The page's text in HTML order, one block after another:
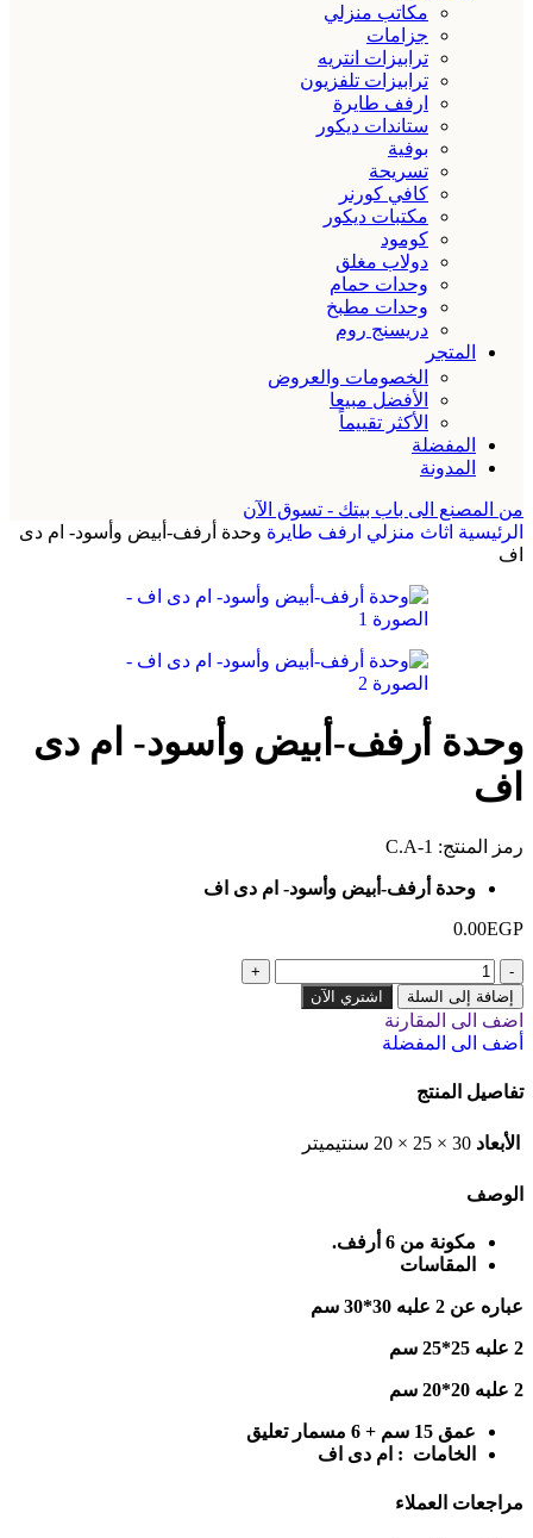
مكاتب منزلي
جزامات
ترابيزات انتريه
ترابيزات تلفزيون
ارفف طايرة
ستاندات ديكور
بوفية
تسريحة
كافي كورنر
مكتبات ديكور
كومود
دولاب مغلق
وحدات حمام
وحدات مطبخ
دريسنج روم
المتجر
الخصومات والعروض
الأفضل مبيعا
الأكثر تقييماً
المفضلة
المدونة
من المصنع الى باب بيتك - تسوق الآن
الرئيسية اثاث منزلي ارفف طايرة وحدة أرفف-أبيض وأسود- ام دى
اف
وحدة أرفف-أبيض وأسود- ام دى
اف
رمز المنتج: C.A-1
وحدة أرفف-أبيض وأسود- ام دى اف
0.00EGP
إضافة إلى السلة اشتري الآن
اضف الى المقارنة
أضف الى المفضلة
تفاصيل المنتج
الأبعاد 30 × 25 × 20 سنتيميتر
الوصف
مكونة من 6 أرفف.
المقاسات
عباره عن 2 علبه 30*30 سم
2 علبه 25*25 سم
2 علبه 20*20 سم
عمق 15 سم + 6 مسمار تعليق
الخامات : ام دى اف
مراجعات العملاء